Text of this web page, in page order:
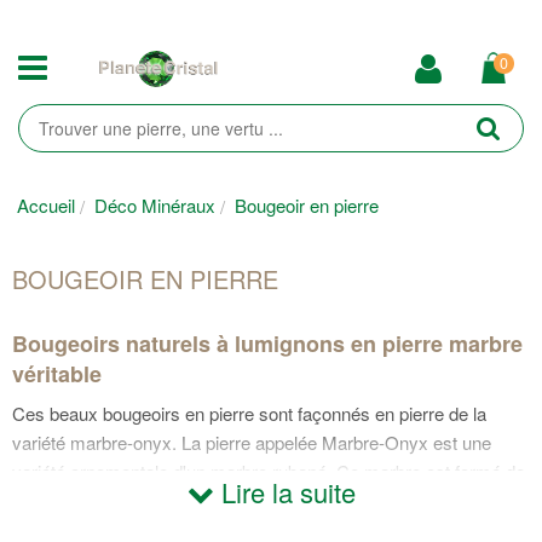
0
Accueil Déco Minéraux Bougeoir en pierre
BOUGEOIR EN PIERRE
Bougeoirs naturels à lumignons en pierre marbre
véritable
Ces beaux bougeoirs en pierre sont façonnés en pierre de la
variété marbre-onyx. La pierre appelée Marbre-Onyx est une
variété ornementale d'un marbre rubané. Ce marbre est formé de
calcaire et d'aragonite en couches successives déposées dans
Lire la suite